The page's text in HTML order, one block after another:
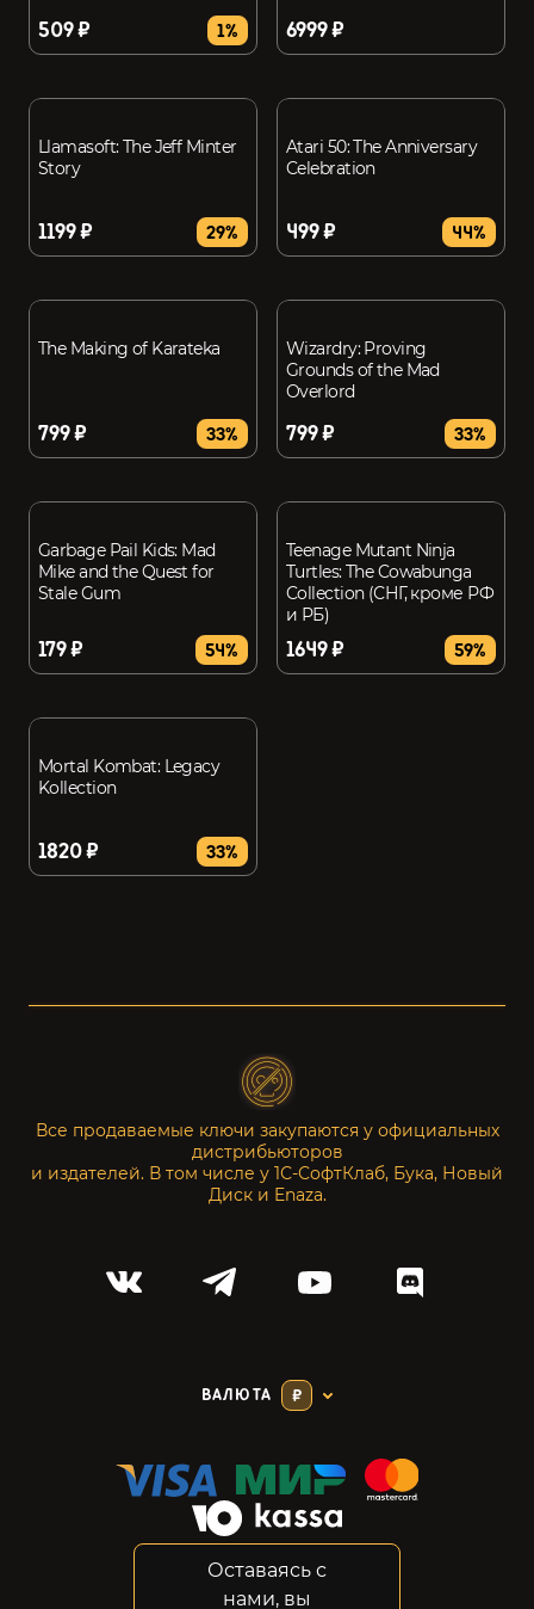
509 ₽ 1% 6999 ₽
Llamasoft: The Jeff Minter
Story
1199 ₽ 29%
Atari 50: The Anniversary
Celebration
499 ₽ 44%
The Making of Karateka
799 ₽ 33%
Wizardry: Proving
Grounds of the Mad
Overlord
799 ₽ 33%
Garbage Pail Kids: Mad
Mike and the Quest for
Stale Gum
179 ₽ 54%
Teenage Mutant Ninja
Turtles: The Cowabunga
Collection (СНГ, кроме РФ
и РБ)
1649 ₽ 59%
Mortal Kombat: Legacy
Kollection
1820 ₽ 33%
Все продаваемые ключи закупаются у официальных
дистрибьюторов
и издателей. В том числе у 1С-СофтКлаб, Бука, Новый
Диск и Enaza.
ВАЛЮТА ₽
Оставаясь с
нами, вы